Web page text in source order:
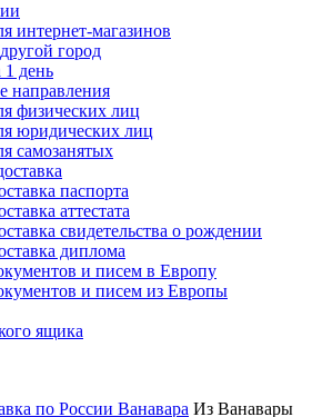
интернет-магазинов
город
1 день
направления
физических лиц
юридических лиц
самозанятых
паспорта
аттестата
свидетельства о рождении
диплома
и писем в Европу
и писем из Европы
ящика
по России Ванавара Из Ванавары